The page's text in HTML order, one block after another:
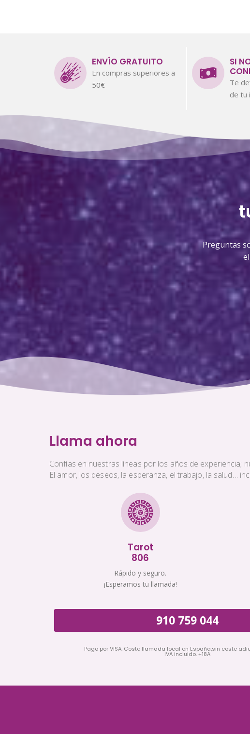
ENVÍO GRATUITO
En compras superiores a
50€
SI
Te
de tu
Preguntas
Llama ahora
Confías en nuestras líneas por los años de experiencia;
El amor, los deseos, la esperanza, el trabajo, la salud…
Tarot
806
Rápido y seguro.
¡Esperamos tu llamada!
910 759 044
Pago por VISA. Coste llamada local en España,sin coste
IVA incluido. +18A